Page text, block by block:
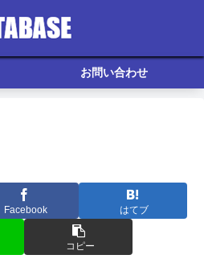
お問い合わせ
Facebook はてブ
コピー